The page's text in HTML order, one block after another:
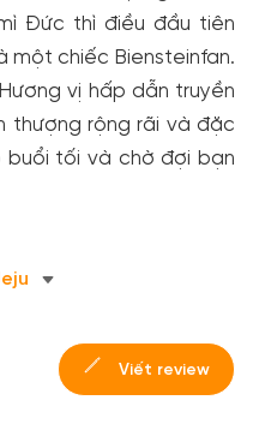
Đức thì điều đầu tiên
một chiếc Biensteinfan.
vị hấp dẫn truyền
thượng rộng rãi và đặc
tối và chờ đợi bạn
Viết review
- nhận nhiều ưu
đối tác của Gody.vn dành
đồng.